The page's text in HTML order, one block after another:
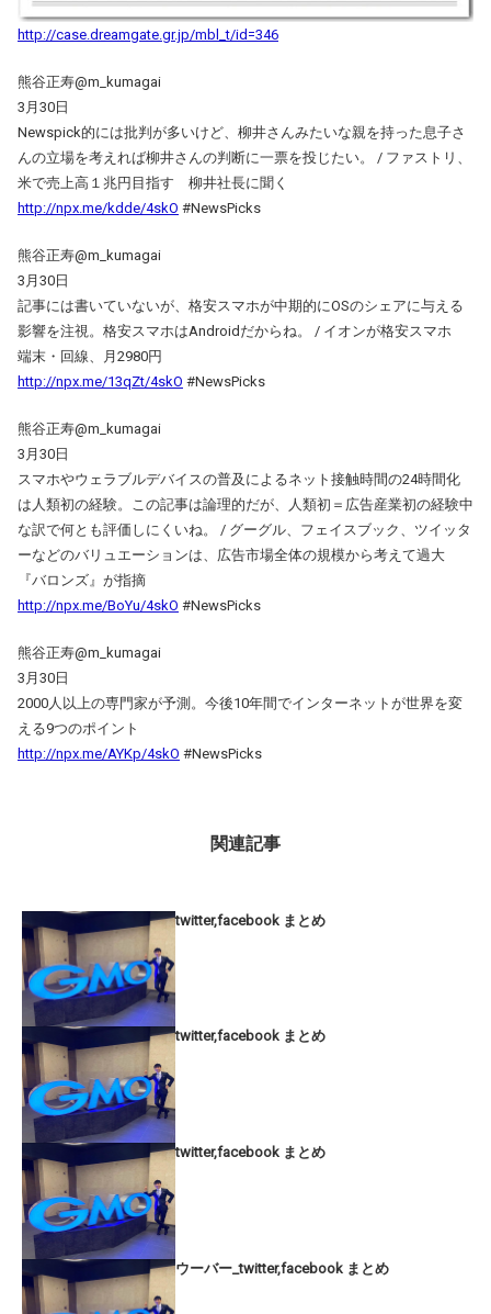
http://case.dreamgate.gr.jp/mbl_t/id=346
熊谷正寿‏@m_kumagai
3月30日
Newspick的には批判が多いけど、柳井さんみたいな親を持った息子さ
んの立場を考えれば柳井さんの判断に一票を投じたい。 / ファストリ、
米で売上高１兆円目指す 柳井社長に聞く
http://npx.me/kdde/4skO #NewsPicks
熊谷正寿‏@m_kumagai
3月30日
記事には書いていないが、格安スマホが中期的にOSのシェアに与える
影響を注視。格安スマホはAndroidだからね。 / イオンが格安スマホ
端末・回線、月2980円
http://npx.me/13qZt/4skO #NewsPicks
熊谷正寿‏@m_kumagai
3月30日
スマホやウェラブルデバイスの普及によるネット接触時間の24時間化
は人類初の経験。この記事は論理的だが、人類初＝広告産業初の経験中
な訳で何とも評価しにくいね。 / グーグル、フェイスブック、ツイッタ
ーなどのバリュエーションは、広告市場全体の規模から考えて過大
『バロンズ』が指摘
http://npx.me/BoYu/4skO #NewsPicks
熊谷正寿‏@m_kumagai
3月30日
2000人以上の専門家が予測。今後10年間でインターネットが世界を変
える9つのポイント
http://npx.me/AYKp/4skO #NewsPicks
関連記事
twitter,facebook まとめ
twitter,facebook まとめ
twitter,facebook まとめ
ウーバー_twitter,facebook まとめ